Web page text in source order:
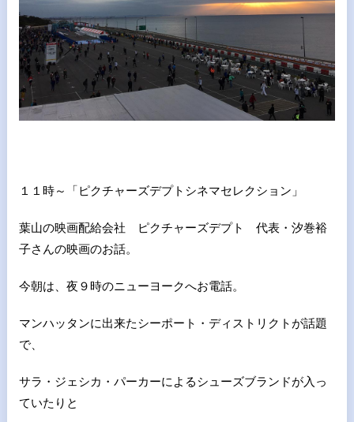
１１時～「ピクチャーズデプトシネマセレクション」
葉山の映画配給会社 ピクチャーズデプト 代表・汐巻裕
子さんの映画のお話。
今朝は、夜９時のニューヨークへお電話。
マンハッタンに出来たシーポート・ディストリクトが話題
で、
サラ・ジェシカ・パーカーによるシューズブランドが入っ
ていたりと